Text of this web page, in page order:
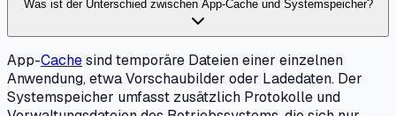
Was ist der Unterschied zwischen App-Cache und Systemspeicher?
App-Cachesind temporäre Dateien einer einzelnen
Anwendung, etwa Vorschaubilder oder Ladedaten. Der
Systemspeicher umfasst zusätzlich Protokolle und